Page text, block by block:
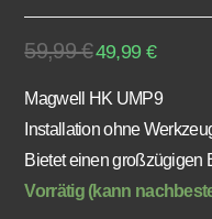
59,99€49,99 €
Magwell HK UMP9
Installation ohne
Bietet einen großzügigen
Vorrätig (kann